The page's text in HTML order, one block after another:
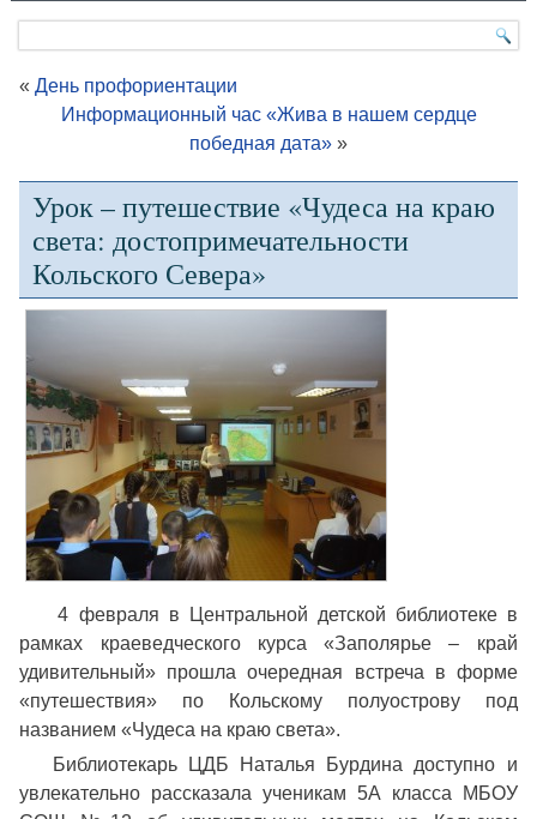
«День профориентации
Информационный час «Жива в нашем сердце
победная дата» »
Урок – путешествие «Чудеса на краю
света: достопримечательности
Кольского Севера»
4 февраля в Центральной детской библиотеке в
рамках краеведческого курса «Заполярье – край
удивительный» прошла очередная встреча в форме
«путешествия» по Кольскому полуострову под
названием «Чудеса на краю света».
Библиотекарь ЦДБ Наталья Бурдина доступно и
увлекательно рассказала ученикам 5А класса МБОУ